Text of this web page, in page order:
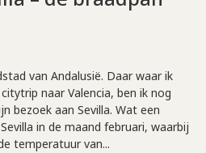
van Andalusië. Daar waar ik
naar Valencia, ben ik nog
bezoek aan Sevilla. Wat een
in de maand februari, waarbij
temperatuur van...